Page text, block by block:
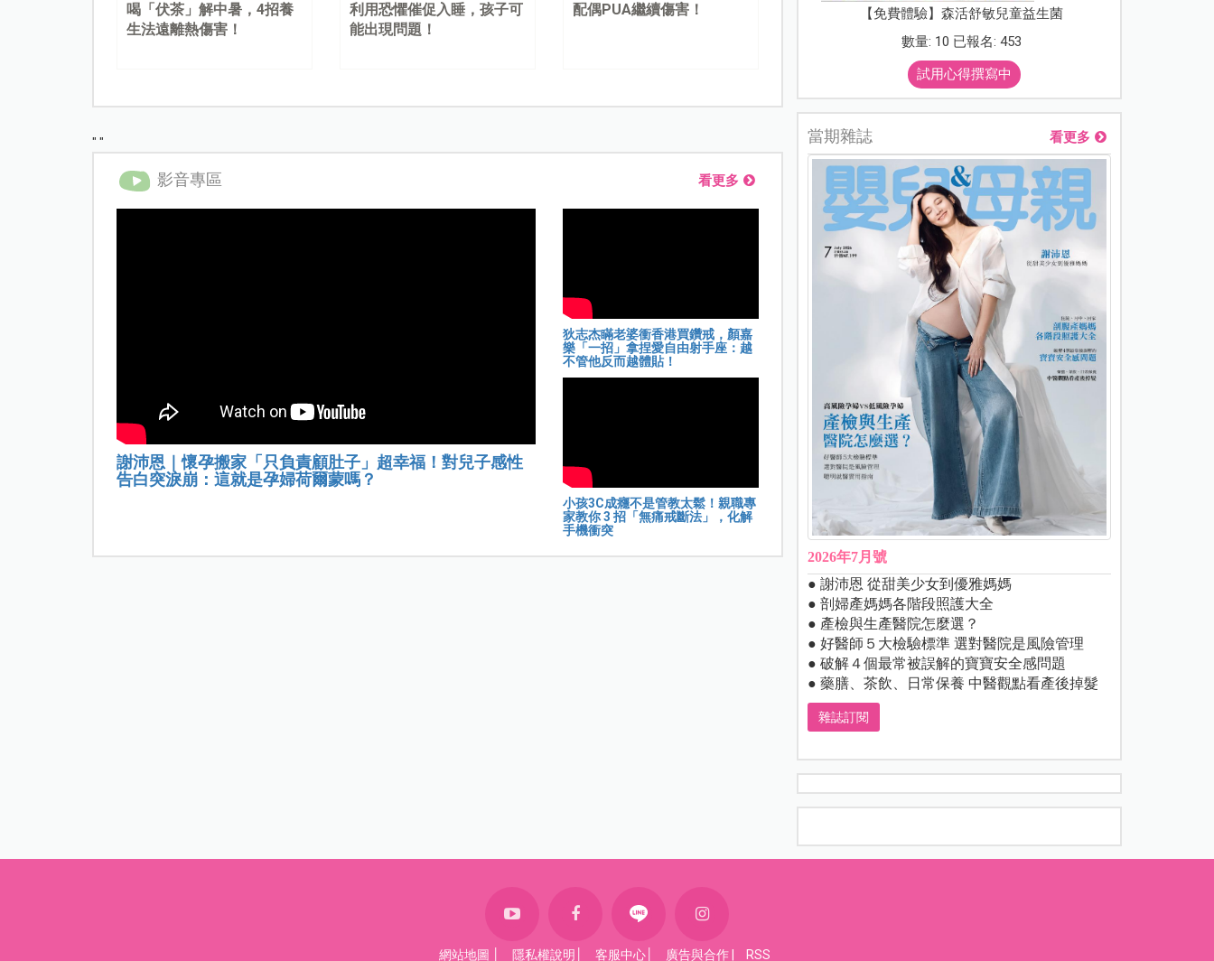
喝「伏茶」解中暑，4招養
生法遠離熱傷害！
利用恐懼催促入睡，孩子可
能出現問題！
配偶PUA繼續傷害！
" "
影音專區 看更多
謝沛恩｜懷孕搬家「只負責顧肚子」超幸福！對兒子感性
告白突淚崩：這就是孕婦荷爾蒙嗎？
狄志杰瞞老婆衝香港買鑽戒，顏嘉
樂「一招」拿捏愛自由射手座：越
不管他反而越體貼！
小孩3C成癮不是管教太鬆！親職專
家教你 3 招「無痛戒斷法」，化解
手機衝突
【免費體驗】森活舒敏兒童益生菌
數量: 10 已報名: 453
試用心得撰寫中
當期雜誌 看更多
2026年7月號
● 謝沛恩 從甜美少女到優雅媽媽
● 剖婦產媽媽各階段照護大全
● 產檢與生產醫院怎麼選？
● 好醫師５大檢驗標準 選對醫院是風險管理
● 破解４個最常被誤解的寶寶安全感問題
● 藥膳、茶飲、日常保養 中醫觀點看產後掉髮
雜誌訂閱
網站地圖 隱私權說明 客服中心 廣告與合作 RSS